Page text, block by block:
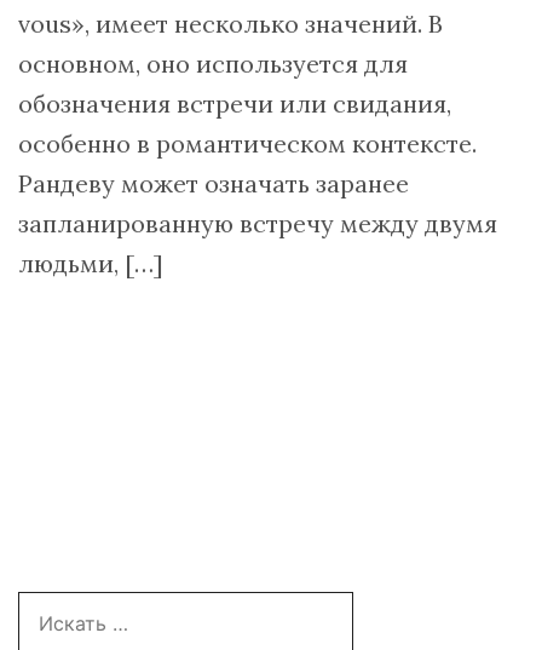
vous», имеет несколько значений. В
основном, оно используется для
обозначения встречи или свидания,
особенно в романтическом контексте.
Рандеву может означать заранее
запланированную встречу между двумя
людьми, […]
for: